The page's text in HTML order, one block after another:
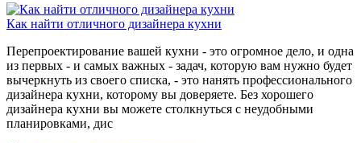
Как найти отличного дизайнера кухни
Перепроектирование вашей кухни - это огромное дело, и одна
из первых - и самых важных - задач, которую вам нужно будет
вычеркнуть из своего списка, - это нанять профессионального
дизайнера кухни, которому вы доверяете. Без хорошего
дизайнера кухни вы можете столкнуться с неудобными
планировками, дис